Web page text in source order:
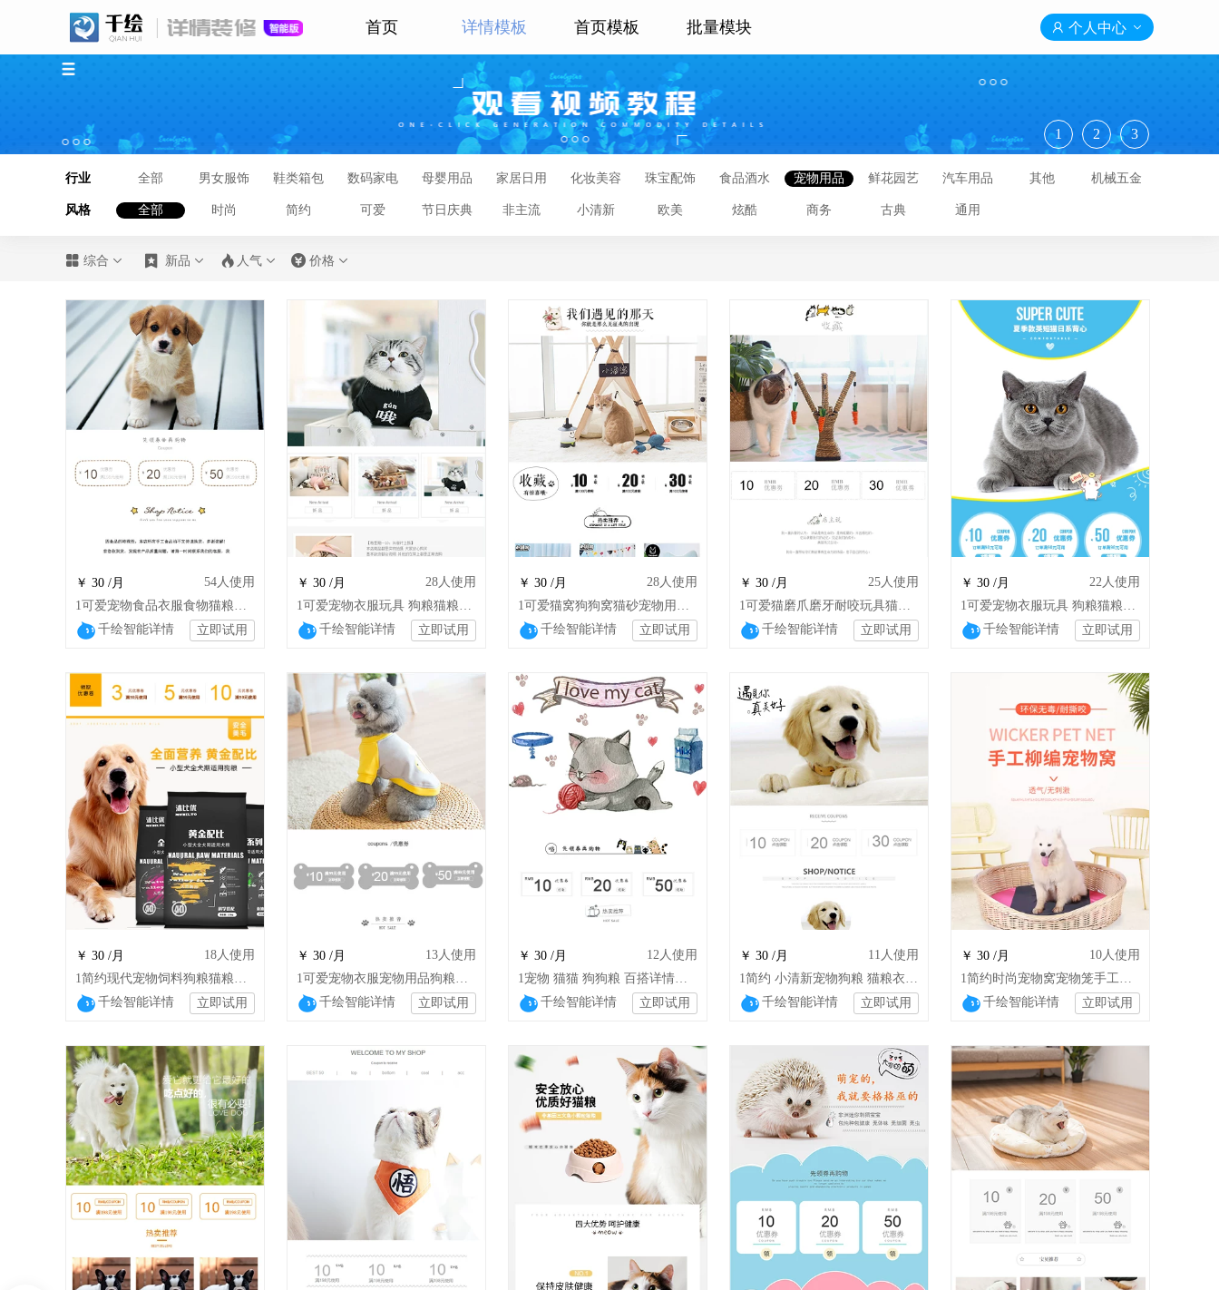
首页 详情模板 首页模板 批量模块  个人中心 
1 2 3
行业 全部 男女服饰 鞋类箱包 数码家电 母婴用品 家居日用 化妆美容 珠宝配饰 食品酒水 宠物用品 鲜花园艺 汽车用品 其他 机械五金
风格 全部 时尚 简约 可爱 节日庆典 非主流 小清新 欧美 炫酷 商务 古典 通用
 综合   新品   人气   价格 
￥ 30 /月 54人使用
1可爱宠物食品衣服食物猫粮狗粮食品衣物通
千绘智能详情
立即试用
￥ 30 /月 28人使用
1可爱宠物衣服玩具 狗粮猫粮零食犬仓鼠兔
千绘智能详情
立即试用
￥ 30 /月 28人使用
1可爱猫窝狗狗窝猫砂宠物用品懒人模板（l
千绘智能详情
立即试用
￥ 30 /月 25人使用
1可爱猫磨爪磨牙耐咬玩具猫咪用品猫抓板猫
千绘智能详情
立即试用
￥ 30 /月 22人使用
1可爱宠物衣服玩具 狗粮猫粮零食犬仓鼠兔
千绘智能详情
立即试用
￥ 30 /月 18人使用
1简约现代宠物饲料狗粮猫粮猪饲料gnx
千绘智能详情
立即试用
￥ 30 /月 13人使用
1可爱宠物衣服宠物用品狗粮宠物玩具猫粮零HM
千绘智能详情
立即试用
￥ 30 /月 12人使用
1宠物 猫猫 狗狗粮 百搭详情模板 宠物
千绘智能详情
立即试用
￥ 30 /月 11 人使用
1简约 小清新宠物狗粮 猫粮衣服通用模板
千绘智能详情
立即试用
￥ 30 /月 10人使用
1简约时尚宠物窝宠物笼手工编织柳编猫狗屋 wsj
千绘智能详情
立即试用